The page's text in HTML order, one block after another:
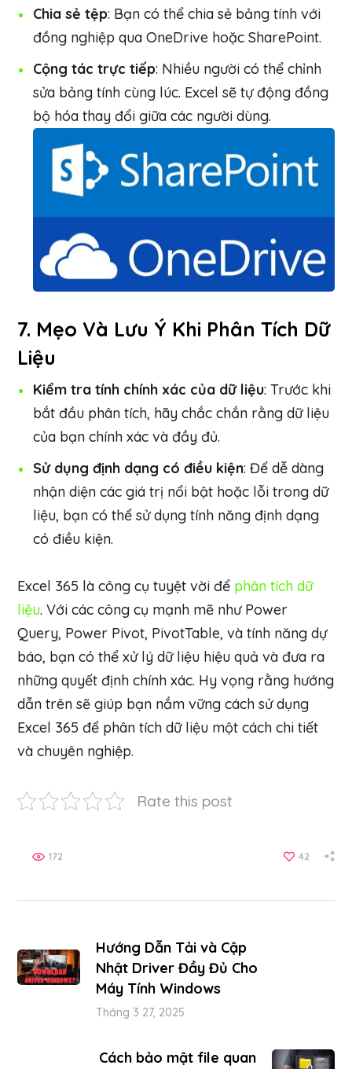
Chia sẻ tệp: Bạn có thể chia sẻ bảng tính với
đồng nghiệp qua OneDrive hoặc SharePoint.
Cộng tác trực tiếp: Nhiều người có thể chỉnh
sửa bảng tính cùng lúc. Excel sẽ tự động đồng
bộ hóa thay đổi giữa các người dùng.
7. Mẹo Và Lưu Ý Khi Phân Tích Dữ
Liệu
Kiểm tra tính chính xác của dữ liệu: Trước khi
bắt đầu phân tích, hãy chắc chắn rằng dữ liệu
của bạn chính xác và đầy đủ.
Sử dụng định dạng có điều kiện: Để dễ dàng
nhận diện các giá trị nổi bật hoặc lỗi trong dữ
liệu, bạn có thể sử dụng tính năng định dạng
có điều kiện.
Excel 365 là công cụ tuyệt vời để phân tích dữ
liệu. Với các công cụ mạnh mẽ như Power
Query, Power Pivot, PivotTable, và tính năng dự
báo, bạn có thể xử lý dữ liệu hiệu quả và đưa ra
những quyết định chính xác. Hy vọng rằng hướng
dẫn trên sẽ giúp bạn nắm vững cách sử dụng
Excel 365 để phân tích dữ liệu một cách chi tiết
và chuyên nghiệp.
Rate this post
42
172
Hướng Dẫn Tải và Cập
Nhật Driver Đầy Đủ Cho
Máy Tính Windows
Tháng 3 27, 2025
Cách bảo mật file quan